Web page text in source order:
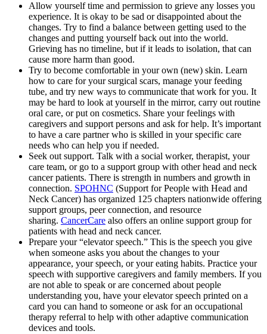
Allow yourself time and permission to grieve any losses you
experience. It is okay to be sad or disappointed about the
changes. Try to find a balance between getting used to the
changes and putting yourself back out into the world.
Grieving has no timeline, but if it leads to isolation, that can
cause more harm than good.
Try to become comfortable in your own (new) skin. Learn
how to care for your surgical scars, manage your feeding
tube, and try new ways to communicate that work for you. It
may be hard to look at yourself in the mirror, carry out routine
oral care, or put on cosmetics. Share your feelings with
caregivers and support persons and ask for help. It’s important
to have a care partner who is skilled in your specific care
needs who can help you if needed.
Seek out support. Talk with a social worker, therapist, your
care team, or go to a support group with other head and neck
cancer patients. There is strength in numbers and growth in
connection. SPOHNC (Support for People with Head and
Neck Cancer) has organized 125 chapters nationwide offering
support groups, peer connection, and resource
sharing. CancerCare also offers an online support group for
patients with head and neck cancer.
Prepare your “elevator speech.” This is the speech you give
when someone asks you about the changes to your
appearance, your speech, or your eating habits. Practice your
speech with supportive caregivers and family members. If you
are not able to speak or are concerned about people
understanding you, have your elevator speech printed on a
card you can hand to someone or ask for an occupational
therapy referral to help with other adaptive communication
devices and tools.